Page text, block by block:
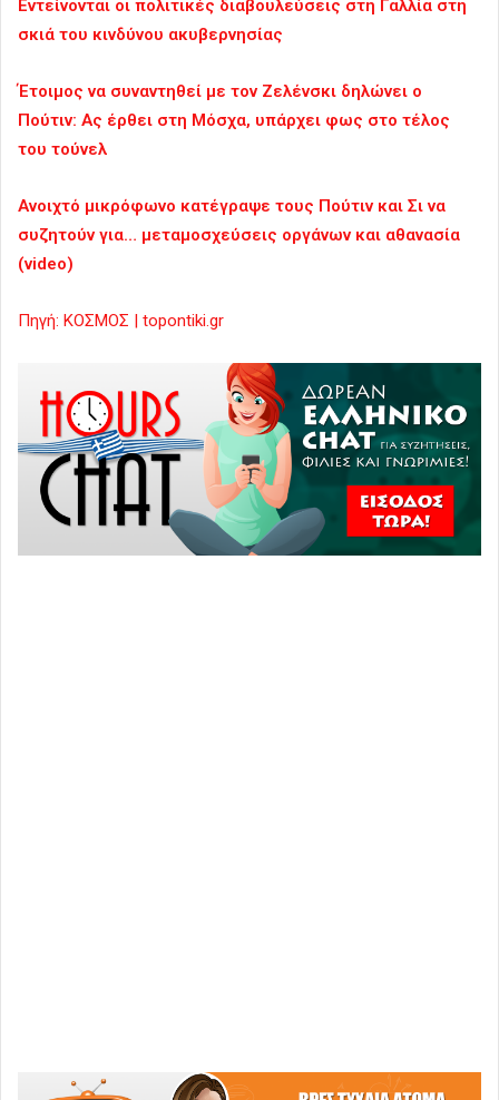
Εντείνονται οι πολιτικές διαβουλεύσεις στη Γαλλία στη
σκιά του κινδύνου ακυβερνησίας
Έτοιμος να συναντηθεί με τον Ζελένσκι δηλώνει ο
Πούτιν: Ας έρθει στη Μόσχα, υπάρχει φως στο τέλος
του τούνελ
Ανοιχτό μικρόφωνο κατέγραψε τους Πούτιν και Σι να
συζητούν για… μεταμοσχεύσεις οργάνων και αθανασία
(video)
Πηγή: ΚΟΣΜΟΣ | topontiki.gr